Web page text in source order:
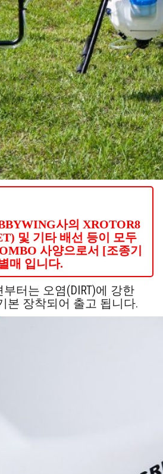
사의 XROTOR8
및 기타 배선 등이 모두
사양으로서 [조종기
매 입니다.
부터는 오염(DIRT)에 강한
본 장착되어 출고 됩니다.